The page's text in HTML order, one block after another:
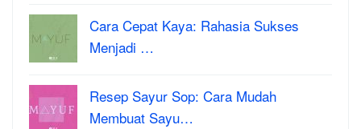
Cara Cepat Kaya: Rahasia Sukses
Menjadi …
Resep Sayur Sop: Cara Mudah
Membuat Sayu…